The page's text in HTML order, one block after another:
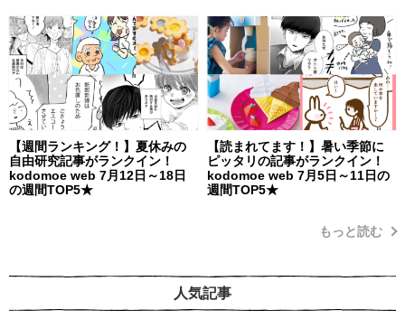
【週間ランキング！】夏休みの
自由研究記事がランクイン！
kodomoe web 7月12日～18日
の週間TOP5★
【読まれてます！】暑い季節に
ピッタリの記事がランクイン！
kodomoe web 7月5日～11日の
週間TOP5★
もっと読む
人気記事